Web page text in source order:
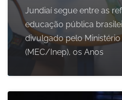
Jundiaí segue entre as
educação pública
divulgado pelo
(MEC/Inep), os Anos